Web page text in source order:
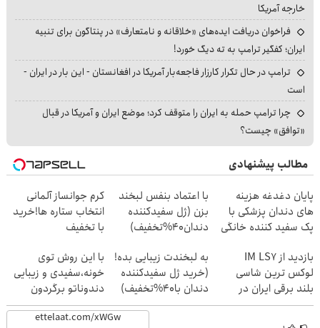
خارجه آمریکا
فراخوان دریافت ایده‌های «خلاقانه و نامتعارف» در پنتاگون برای تنبیه
ایران؛ کفگیر ترامپ به ته دیگ خورد!
ترامپ در حال تکرار کارزار فاجعه‌بار آمریکا در افغانستان - این بار در ایران -
است
چرا ترامپ حمله به ایران را متوقف کرد؛ موضع ایران و آمریکا در قبال
«توافق» چیست؟
مطالب پیشنهادی
پایان دغدغه هزینه
های دندان پزشکی با
پک سفید کننده خانگی
با اعتماد بنفس لبخند
بزن (ژل سفیدکننده
دندان40%تخفیف)
کرم جوانساز آلمانی
انتخاب ستاره ها!خرید
با تخفیف
بازدید از IM LS7
لوکس ترین شاسی
بلند برقی ایران در
باشگاه انقلاب
به لبخندت زیبایی بده!
(خرید ژل سفیدکننده
دندان با40%تخفیف)
با این روش توی
خونه،سفیدی و زیبایی
دندوناتو برگردون
(40%off)